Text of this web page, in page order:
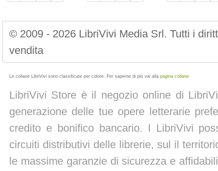
© 2009 - 2026 LibriVivi Media Srl. Tutti i
vendita
Le collane LibriVivi sono classificate per colore. Per saperne di più vai alla pagina collane
LibriVivi Store è il negozio online di
generazione delle tue opere letterarie
credito e bonifico bancario. I LibriVivi
circuiti distributivi delle librerie, sul il
le massime garanzie di sicurezza e